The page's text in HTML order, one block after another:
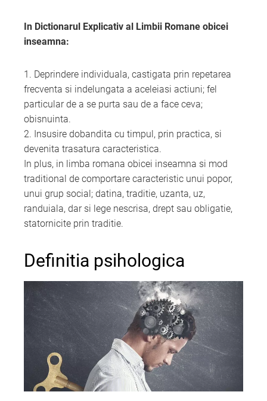
In Dictionarul Explicativ al Limbii Romane obicei
inseamna:
1. Deprindere individuala, castigata prin repetarea
frecventa si indelungata a aceleiasi actiuni; fel
particular de a se purta sau de a face ceva;
obisnuinta.
2. Insusire dobandita cu timpul, prin practica, si
devenita trasatura caracteristica.
In plus, in limba romana obicei inseamna si mod
traditional de comportare caracteristic unui popor,
unui grup social; datina, traditie, uzanta, uz,
randuiala, dar si lege nescrisa, drept sau obligatie,
statornicite prin traditie.
Definitia psihologica